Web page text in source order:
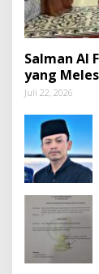
Salman Al
yang
Juli 22, 2026